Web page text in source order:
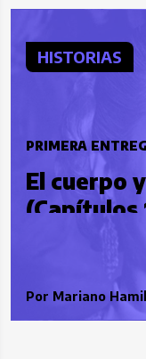
HISTORIAS
PRIMERA
El cuerpo
(Capítulos
Por Mariano